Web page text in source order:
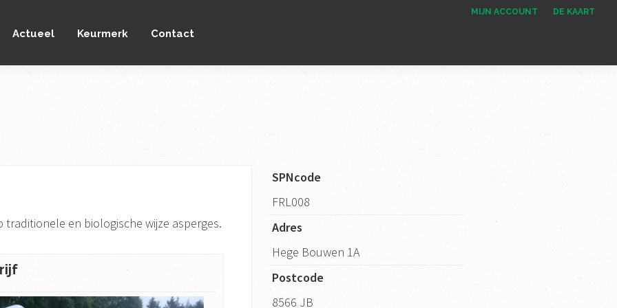
MIJN ACCOUNT DE KAART
Actueel Keurmerk Contact
en biologische wijze asperges.
SPNcode
FRL008
Adres
Hege Bouwen 1A
Postcode
8566 JB